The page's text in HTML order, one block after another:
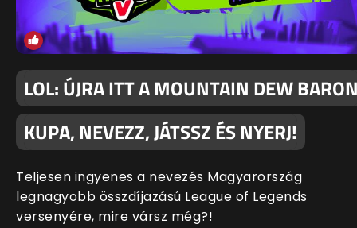
LOL: ÚJRA ITT A MOUNTAIN DEW
KUPA, NEVEZZ, JÁTSSZ ÉS NYERJ!
Teljesen ingyenes a nevezés Magyarország
legnagyobb összdíjazású League of Legends
versenyére, mire vársz még?!